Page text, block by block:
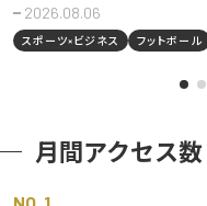
2026.08.06
スポーツ×ビジネス フットボール
月間アクセス数